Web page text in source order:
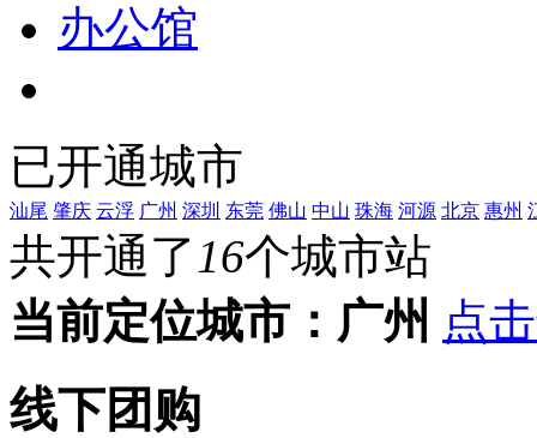
办公馆
已开通城市
汕尾 肇庆 云浮 广州 深圳 东莞 佛山 中山 珠海 河源 北京 惠州
共开通了16个城市站
当前定位城市： 广州 点
线下团购